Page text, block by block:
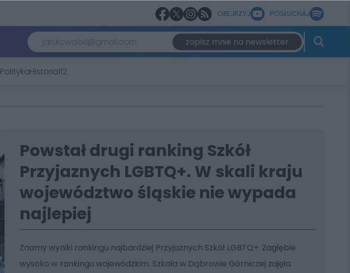
OBEJRZYJ POSŁUCHAJ
zapisz mnie na newsletter
PolitykaHistoria112
Powstał drugi ranking Szkół
Przyjaznych LGBTQ+. W skali kraju
województwo śląskie nie wypada
najlepiej
Znamy wyniki rankingu najbardziej Przyjaznych Szkół LGBTQ+. Zagłębie
wysoko w rankingu wojewódzkim. Szkoła w Dąbrowie Górniczej zajęła